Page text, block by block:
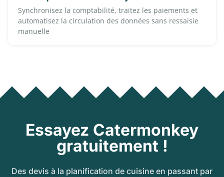
Synchronisez la comptabilité, traitez les paiements et
automatisez la circulation des données sans ressaisie
manuelle
Essayez Catermonkey
gratuitement !
Des devis à la planification de cuisine en passant par